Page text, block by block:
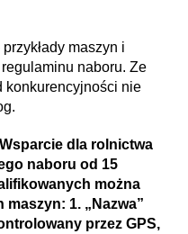
maszyn i
naboru. Ze
konkurencyjności nie
dla rolnictwa
naboru od 15
można
1. „Nazwa”
przez GPS,